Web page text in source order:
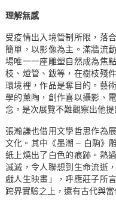
理解無感
受疫情出入境管制所限，落
簡單，以影像為主。滿牆流
場唯一一座雕塑自然成為焦
枝、燈管、鈸等，在樹枝殘
環境裡，作品是奪目的。藝
學的薰陶，創作喜以攝影、
念。是次展覽不難觀察出他
張瀚謙也借用文學哲思作為
文化。其中《墨潮 – 白駒》
紙上燒出了白色的痕跡。熱
滅滅，令人聯想到生命流逝
戲人生映畫」，呼應莊子所
跨界實驗之上，還有古代與